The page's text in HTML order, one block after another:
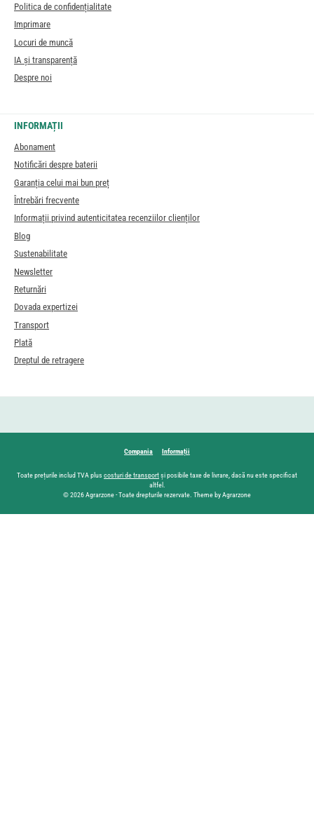
Politica de confidențialitate
Imprimare
Locuri de muncă
IA și transparență
Despre noi
INFORMAȚII
Abonament
Notificări despre baterii
Garanția celui mai bun preț
Întrebări frecvente
Informații privind autenticitatea recenziilor clienților
Blog
Sustenabilitate
Newsletter
Returnări
Dovada expertizei
Transport
Plată
Dreptul de retragere
Compania Informații
Toate prețurile includ TVA plus costuri de transportși posibile taxe de livrare, dacă nu este specificat
altfel.
© 2026 Agrarzone - Toate drepturile rezervate. Theme by Agrarzone